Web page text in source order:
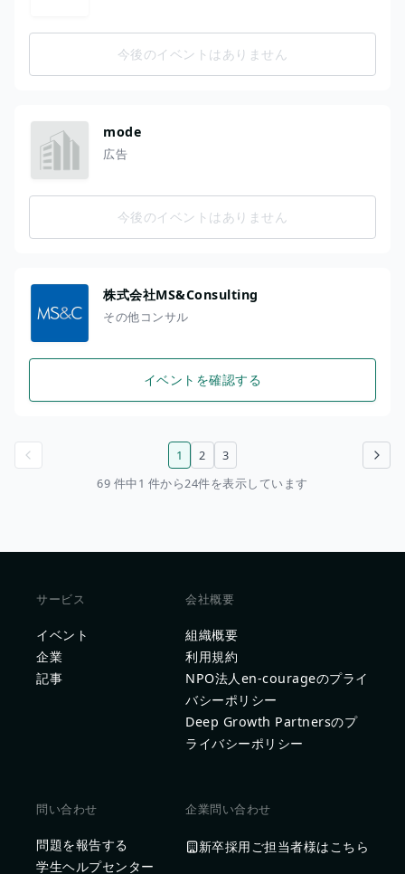
今後のイベントはありません
mode
広告
今後のイベントはありません
株式会社MS&Consulting
その他コンサル
イベントを確認する
次のページ
1 2
3
69 件中1 件から24件を表示しています
サービス
イベント
企業
記事
会社概要
組織概要
利用規約
NPO法人en-courageのプライ
バシーポリシー
Deep Growth Partnersのプ
ライバシーポリシー
問い合わせ
問題を報告する
学生ヘルプセンター
企業問い合わせ
新卒採用ご担当者様はこちら